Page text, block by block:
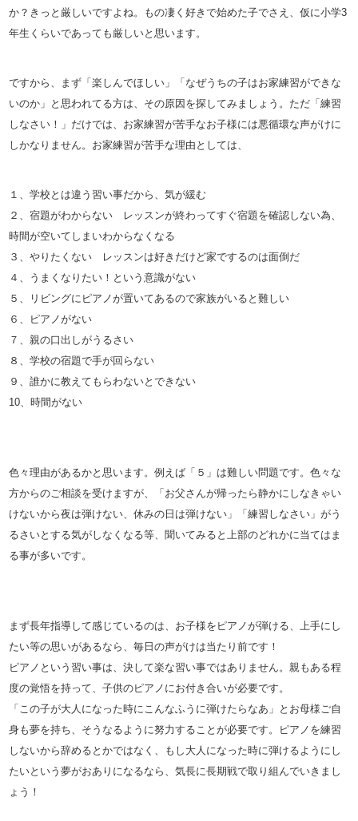
か？きっと厳しいですよね。
もの凄く好きで始めた子でさえ、仮に小学3
年生くらいであっても 厳しいと思います。
ですから、まず「楽しんでほしい」「なぜうちの子はお家練習ができな
いのか」と思われてる方は、その原因を探してみましょう。 ただ「練習
しなさい！」だけでは、お家練習が苦手なお子様には悪循環な声がけに
しかなりません。お家練習が苦手な理由としては、
１、学校とは違う習い事だから、気が緩む
２、宿題がわからない レッスンが終わってすぐ宿題を確認しない為、
時間が空いてしまいわからなくなる
３、やりたくない レッスンは好きだけど家でするのは面倒だ
４、うまくなりたい！という意識がない
５、リビングにピアノが置いてあるので家族がいると難しい
６、ピアノがない
７、親の口出しがうるさい
８、学校の宿題で手が回らない
９、誰かに教えてもらわないとできない
10、時間がない
色々理由があるかと思います。例えば「５」は難しい問題です。色 々な
方からのご相談を受けますが、「お父さんが帰ったら静かにし なきゃい
けないから夜は弾けない、休みの日は弾けない」「練習しなさい」がう
るさいとする気がしなくなる等、聞いてみると 上部のどれかに当てはま
る事が多いです。
まず長年指導して感じているのは、お子様をピアノが弾ける、上手にし
たい等の思いがあるなら、毎日の声がけは当たり前です！
ピアノという習い事は、決して楽な習い事ではありません。親もある程
度の覚悟を持って、子供のピアノにお付き合いが必要です。
「この子が大人になった時にこんなふうに弾けたらなあ」とお母様 ご自
身も夢を持ち、そうなるように努力することが必要です。ピア ノを練習
しないから辞めるとかではなく、もし大人になった時に弾けるようにし
たいという夢がおありになるなら、気長に長期戦で取り組んでいきまし
ょう！